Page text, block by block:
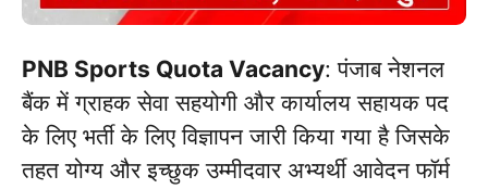
PNB Sports Quota Vacancy: पंजाब नेशनल
बैंक में ग्राहक सेवा सहयोगी और कार्यालय सहायक पद
के लिए भर्ती के लिए विज्ञापन जारी किया गया है जिसके
तहत योग्य और इच्छुक उम्मीदवार अभ्यर्थी आवेदन फॉर्म